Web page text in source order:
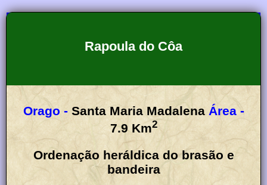
Rapoula do Côa
Orago - Santa Maria Madalena Área -
7.9 Km2
Ordenação heráldica do brasão e
bandeira